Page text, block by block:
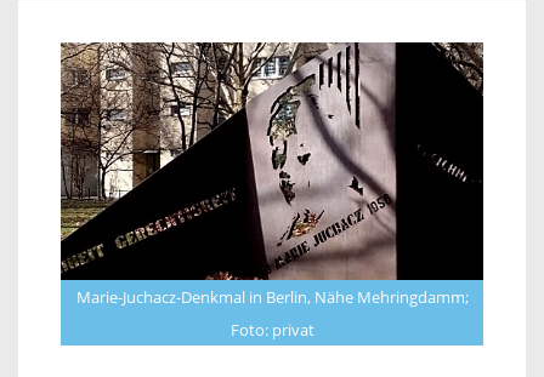
Marie-Juchacz-Denkmal in Berlin, Nähe Mehringdamm;
Foto: privat